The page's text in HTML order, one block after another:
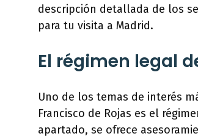
descripción detallada de los
para tu visita a Madrid.
El régimen legal
Uno de los temas de interés
Francisco de Rojas es el
apartado, se ofrece